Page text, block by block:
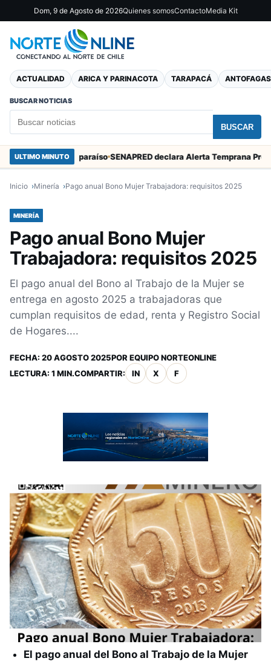
Dom, 9 de Agosto de 2026Quienes somosContactoMedia Kit
ACTUALIDAD ARICA Y PARINACOTA TARAPACÁ
BUSCAR NOTICIAS
BUSCAR
ULTIMO MINUTO
en Valparaíso
Inicio Minería Pago anual Bono Mujer Trabajadora: requisitos 2025
MINERÍA
Pago anual Bono Mujer
Trabajadora: requisitos 2025
El pago anual del Bono al Trabajo de la Mujer se
entrega en agosto 2025 a trabajadoras que
cumplan requisitos de edad, renta y Registro Social
de Hogares....
FECHA: 20 AGOSTO 2025POR EQUIPO NORTEONLINE
LECTURA: 1 MIN.COMPARTIR: IN X F
El pago anual del Bono al Trabajo de la Mujer